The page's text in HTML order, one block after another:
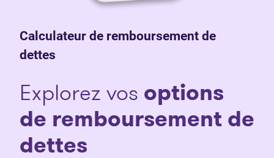
Calculateur de remboursement de
dettes
Explorez vos options
de remboursement de
dettes